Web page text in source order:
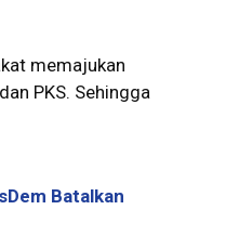
memajukan
PKS. Sehingga
Batalkan